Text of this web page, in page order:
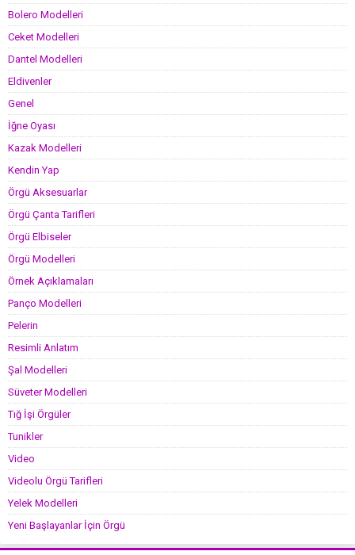
Bolero Modelleri
Ceket Modelleri
Dantel Modelleri
Eldivenler
Genel
İğne Oyası
Kazak Modelleri
Kendin Yap
Örgü Aksesuarlar
Örgü Çanta Tarifleri
Örgü Elbiseler
Örgü Modelleri
Örnek Açıklamaları
Panço Modelleri
Pelerin
Resimli Anlatım
Şal Modelleri
Süveter Modelleri
Tığ İşi Örgüler
Tunikler
Video
Videolu Örgü Tarifleri
Yelek Modelleri
Yeni Başlayanlar İçin Örgü